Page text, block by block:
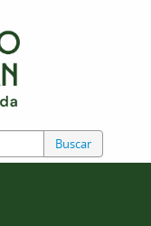
Buscar